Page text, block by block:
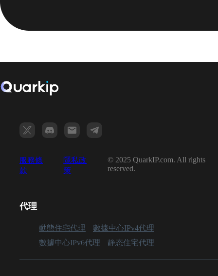
服務條
款
隱私政
策
© 2025 QuarkIP.com. All rights
reserved.
代理
動態住宅代理
數據中心IPv4代理
數據中心IPv6代理
静态住宅代理